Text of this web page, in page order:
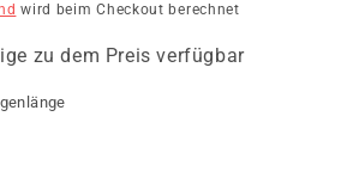
wird beim Checkout berechnet
zu dem Preis verfügbar